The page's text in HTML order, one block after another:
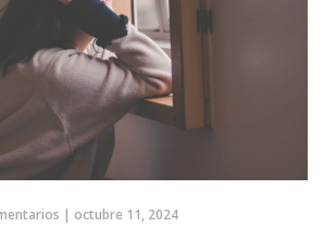
| octubre 11, 2024